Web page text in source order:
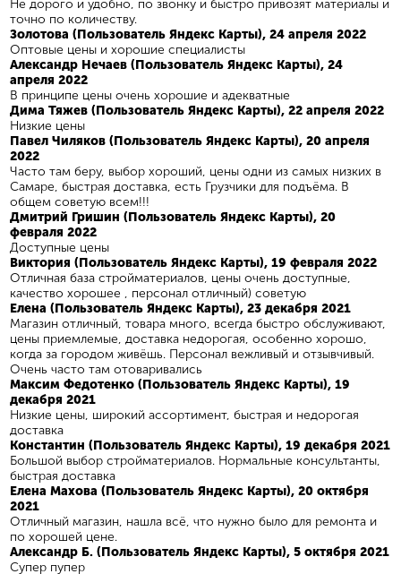
Не дорого и удобно, по звонку и быстро привозят материалы и
точно по количеству.
Золотова (Пользователь Яндекс Карты), 24 апреля 2022
Оптовые цены и хорошие специалисты
Александр Нечаев (Пользователь Яндекс Карты), 24
апреля 2022
В принципе цены очень хорошие и адекватные
Дима Тяжев (Пользователь Яндекс Карты), 22 апреля 2022
Низкие цены
Павел Чиляков (Пользователь Яндекс Карты), 20 апреля
2022
Часто там беру, выбор хороший, цены одни из самых низких в
Самаре, быстрая доставка, есть Грузчики для подъёма. В
общем советую всем!!!
Дмитрий Гришин (Пользователь Яндекс Карты), 20
февраля 2022
Доступные цены
Виктория (Пользователь Яндекс Карты), 19 февраля 2022
Отличная база стройматериалов, цены очень доступные,
качество хорошее , персонал отличный) советую
Елена (Пользователь Яндекс Карты), 23 декабря 2021
Магазин отличный, товара много, всегда быстро обслуживают,
цены приемлемые, доставка недорогая, особенно хорошо,
когда за городом живёшь. Персонал вежливый и отзывчивый.
Очень часто там отоваривались
Максим Федотенко (Пользователь Яндекс Карты), 19
декабря 2021
Низкие цены, широкий ассортимент, быстрая и недорогая
доставка
Константин (Пользователь Яндекс Карты), 19 декабря 2021
Большой выбор стройматериалов. Нормальные консультанты,
быстрая доставка
Елена Махова (Пользователь Яндекс Карты), 20 октября
2021
Отличный магазин, нашла всё, что нужно было для ремонта и
по хорошей цене.
Александр Б. (Пользователь Яндекс Карты), 5 октября 2021
Супер пупер